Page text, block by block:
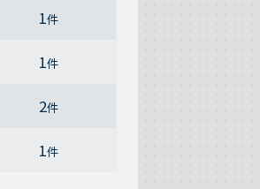
1件
1件
2件
1件